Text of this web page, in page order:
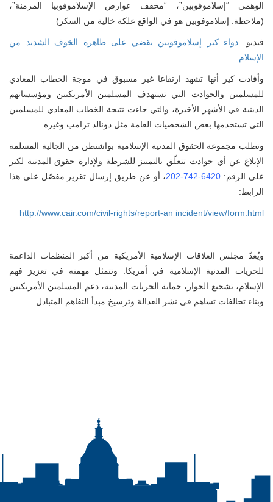
الوهمي “إسلاموفوبين”، “مخفف عوارض الإسلاموفوبيا المزمنة”،
(ملاحظة: إسلاموفوبين هو في الواقع علكة خالية من السكر)
فيديو:دواء كير إسلاموفوبين يقضي على ظاهرة الخوف الشديد من
الإسلام
وأفادت كير أنها تشهد ارتفاعا غير مسبوق في موجة الخطاب المعادي
للمسلمين والحوادث التي تستهدف المسلمين الأمريكيين ومؤسساتهم
الدينية في الأشهر الأخيرة، والتي جاءت نتيجة الخطاب المعادي للمسلمين
التي تستخدمها بعض الشخصيات العامة مثل دونالد ترامب وغيره.
وتطلب مجموعة الحقوق المدنية الإسلامية بواشنطن من الجالية المسلمة
الإبلاغ عن أي حوادث تتعلّق بالتمييز للشرطة ولإدارة حقوق المدنية لكير
على الرقم:6420-742-202
، أو عن طريق إرسال تقرير مفصّل على هذا
الرابط:
http://www.cair.com/civil-rights/report-an incident/view/form.html
ويُعدّ مجلس العلاقات الإسلامية الأمريكية من أكبر المنظمات الداعمة
للحريات المدنية الإسلامية في أمريكا. وتتمثل مهمته في تعزيز فهم
الإسلام، تشجيع الحوار، حماية الحريات المدنية، دعم المسلمين الأمريكيين
وبناء تحالفات تساهم في نشر العدالة وترسيخ مبدأ التفاهم المتبادل.